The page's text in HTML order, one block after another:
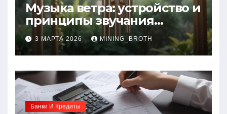
Музыка ветра: устройство и
принципы звучания
колокольчиков
3 МАРТА 2026 MINING_BROTH
Банки И Кредиты